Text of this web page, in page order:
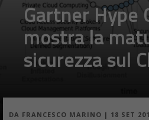
Gartner Hype
mostra la
sicurezza sul
DA FRANCESCO MARINO | 18 SET